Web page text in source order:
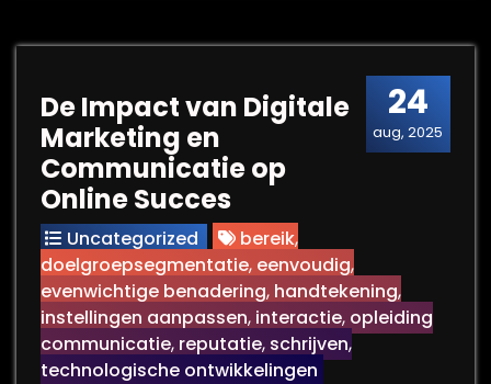
24
aug, 2025
De Impact van Digitale
Marketing en
Communicatie op
Online Succes
Uncategorized bereik,
doelgroepsegmentatie, eenvoudig,
evenwichtige benadering, handtekening,
instellingen aanpassen, interactie, opleiding
communicatie, reputatie, schrijven,
technologische ontwikkelingen